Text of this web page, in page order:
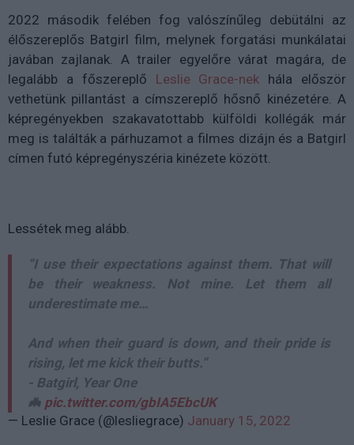
2022 második felében fog valószínűleg debütálni az
élőszereplős Batgirl film, melynek forgatási munkálatai
javában zajlanak. A trailer egyelőre várat magára, de
legalább a főszereplő Leslie Grace-nek hála először
vethetünk pillantást a címszereplő hősnő kinézetére. A
képregényekben szakavatottabb külföldi kollégák már
meg is találták a párhuzamot a filmes dizájn és a Batgirl
címen futó képregényszéria kinézete között.
Lessétek meg alább.
“I use their expectations against them. That will
be their weakness. Not mine. Let them all
underestimate me…
And when their guard is down, and their pride is
rising, let me kick their butts.”
- Batgirl, Year One
🦇 pic.twitter.com/gbIA5EbcUK
— Leslie Grace (@lesliegrace) January 15, 2022